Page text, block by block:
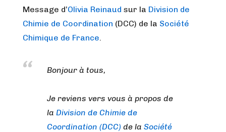
Message d’Olivia Reinaud sur la Division de
Chimie de Coordination (DCC) de la Société
Chimique de France.
Bonjour à tous,
Je reviens vers vous à propos de
la Division de Chimie de
Coordination (DCC) de la Société